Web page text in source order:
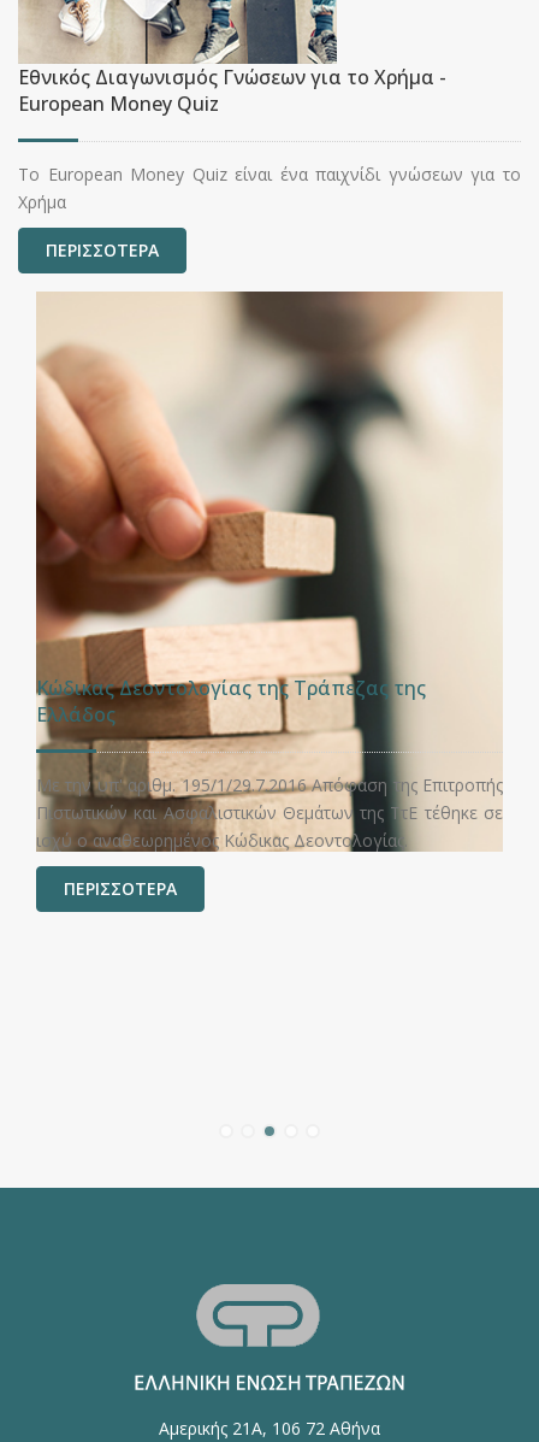
Εθνικός Διαγωνισμός Γνώσεων για το Χρήμα -
European Money Quiz
Το European Money Quiz είναι ένα παιχνίδι γνώσεων για το
Χρήμα
ΠΕΡΙΣΣΟΤΕΡΑ
Κώδικας Δεοντολογίας της Τράπεζας της
Ελλάδος
Με την υπ' αριθμ. 195/1/29.7.2016 Απόφαση της Επιτροπής
Πιστωτικών και Ασφαλιστικών Θεμάτων της ΤτΕ τέθηκε σε
ισχύ ο αναθεωρημένος Κώδικας Δεοντολογίας.
ΠΕΡΙΣΣΟΤΕΡΑ
Αμερικής 21Α, 106 72 Αθήνα